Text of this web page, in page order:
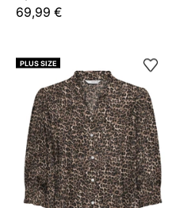
69,99 €
RAYA
aus
Viskose
PLUS SIZE